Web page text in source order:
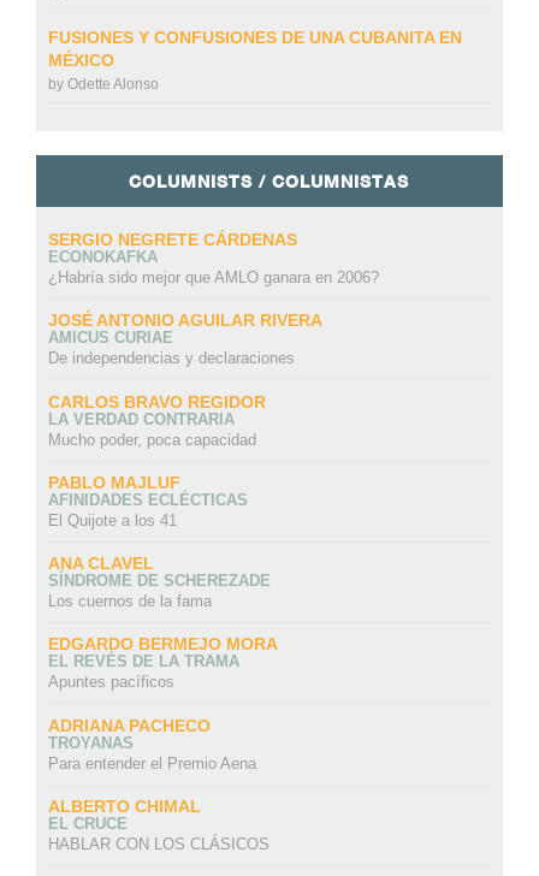
FUSIONES Y CONFUSIONES DE UNA CUBANITA EN
MÉXICO
by Odette Alonso
COLUMNISTS / COLUMNISTAS
SERGIO NEGRETE CÁRDENAS
ECONOKAFKA
¿Habría sido mejor que AMLO ganara en 2006?
JOSÉ ANTONIO AGUILAR RIVERA
AMICUS CURIAE
De independencias y declaraciones
CARLOS BRAVO REGIDOR
LA VERDAD CONTRARIA
Mucho poder, poca capacidad
PABLO MAJLUF
AFINIDADES ECLÉCTICAS
El Quijote a los 41
ANA CLAVEL
SÍNDROME DE SCHEREZADE
Los cuernos de la fama
EDGARDO BERMEJO MORA
EL REVÉS DE LA TRAMA
Apuntes pacíficos
ADRIANA PACHECO
TROYANAS
Para entender el Premio Aena
ALBERTO CHIMAL
EL CRUCE
HABLAR CON LOS CLÁSICOS